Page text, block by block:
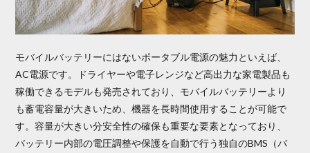
モバイルバッテリーにはないポータブル電源の魅力といえば、
AC電源です。ドライヤーや電子レンジなど高出力な家電製品も
稼働できるモデルも発売されており、モバイルバッテリーより
も蓄電容量が大きいため、機器を長時間使用することが可能で
す。容量が大きい分安全性の確保も重要な要素となっており、
バッテリー内部の電圧調整や保護を自動で行う独自のBMS（バ